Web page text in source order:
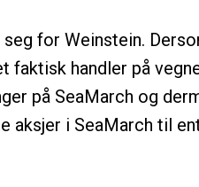
for Weinstein.
handler på
på SeaMarch og
aksjer i SeaMarch til